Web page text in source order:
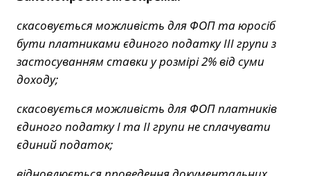
скасовується можливість для ФОП та юросіб
бути платниками єдиного податку ІІІ групи з
застосуванням ставки у розмірі 2% від суми
доходу;
скасовується можливість для ФОП платників
єдиного податку І та ІІ групи не сплачувати
єдиний податок;